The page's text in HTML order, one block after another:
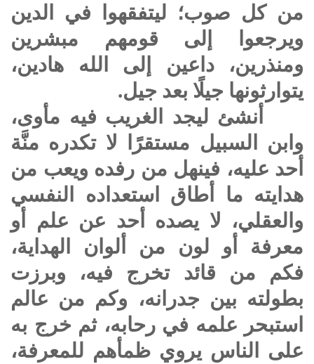
من كل صوب؛ ليتفقهوا في الدين
ويرجعوا إلى قومهم مبشرين
ومنذرين، داعين إلى الله هادين،
يتوارثونها جيلًا بعد جيل.
أنشئ ليجد الغريب فيه مأوى،
وابن السبيل مستقرًا لا تكدره منَّة
أحد عليه، فينهل من رفده ويعب من
هدايته ما أطاق استعداده النفسي
والعقلي، لا يصده أحد عن علم أو
معرفة أو لون من ألوان الهداية،
فكم من قائد تخرج فيه، وبرزت
بطولته بين جدرانه، وكم من عالم
استبحر علمه في رحابه، ثم خرج به
على الناس يروي ظمأهم للمعرفة،